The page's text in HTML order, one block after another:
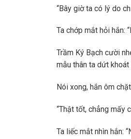
“Bây giờ ta có lý do
Ta chớp mắt hỏi hắn:
Trầm Ký Bạch cười
mẫu thân ta dứt khoát
Nói xong, hắn ôm
“Thật tốt, chẳng mấy
Ta liếc mắt nhìn hắn: